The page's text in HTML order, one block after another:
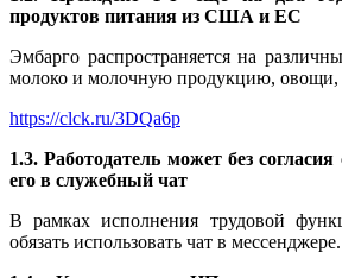
продуктов питания из США и ЕС
Эмбарго распространяется на
молоко и молочную продукцию, овощи,
https://clck.ru/3DQa6p
1.3. Работодатель может без
его в служебный чат
В рамках исполнения трудовой
обязать использовать чат в мессенджере.